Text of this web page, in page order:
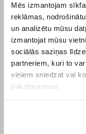
Mēs izmantojam
reklāmas,
un analizētu mūsu
izmantojat mūsu
sociālās saziņas
partneriem, kuri to
viņiem sniedzat vai
pakalpojumus.
Operētājsistēma
Cietā diska ietilpība
Operatīvā atmiņa,
Videokarte